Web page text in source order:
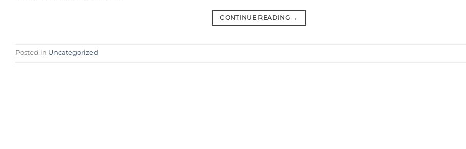
CONTINUE READING →
Posted in Uncategorized